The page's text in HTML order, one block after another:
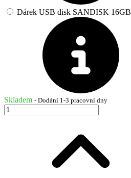
Dárek USB disk SANDISK 16GB
Skladem - Dodání 1-3 pracovní dny